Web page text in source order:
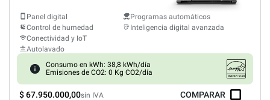
Panel digital
Control de humedad
Conectividad y IoT
Autolavado
Programas automáticos
Inteligencia digital avanzada
Consumo en kWh: 38,8 kWh/día
Emisiones de CO2: 0 Kg CO2/día
$ 67.950.000,00sin IVA COMPARAR